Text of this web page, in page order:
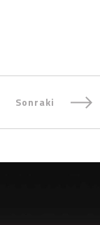
Sonraki